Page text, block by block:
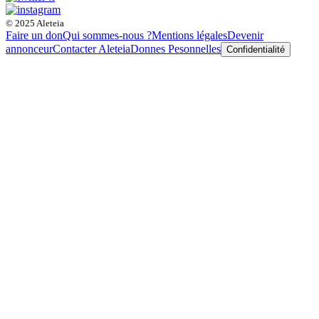
© 2025 Aleteia
Faire un donQui sommes-nous ?Mentions légalesDevenir
annonceurContacter AleteiaDonnes Pesonnelles Confidentialité